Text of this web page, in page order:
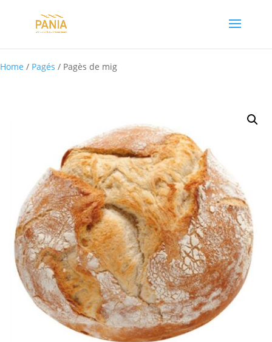
Home / Pagés / Pagès de mig